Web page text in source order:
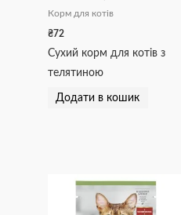
Корм для котів
₴72
Сухий корм для котів з
телятиною
Додати в кошик